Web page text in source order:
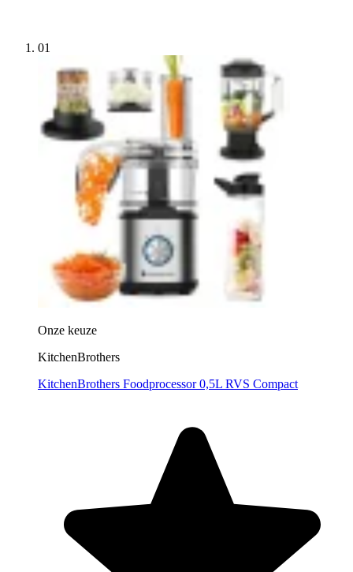
01
Onze keuze
KitchenBrothers
KitchenBrothers Foodprocessor 0,5L RVS Compact